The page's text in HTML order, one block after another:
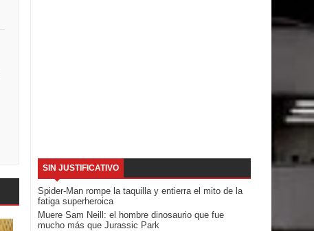
SIN JUSTIFICATIVO
Spider-Man rompe la taquilla y entierra el mito de la
fatiga superheroica
Muere Sam Neill: el hombre dinosaurio que fue
mucho más que Jurassic Park